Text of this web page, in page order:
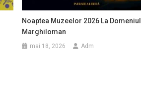
Noaptea Muzeelor 2026 La Domeniul
Marghiloman
mai 18, 2026 Adm